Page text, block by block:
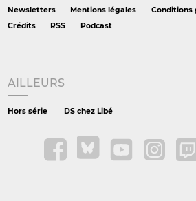
Newsletters
Mentions légales
Conditions
Crédits
RSS Podcast
AILLEURS
Hors série DS chez Libé